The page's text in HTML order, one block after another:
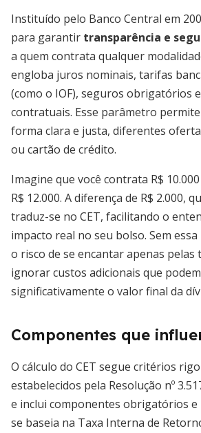
Instituído pelo Banco Central em
para garantir transparência e
a quem contrata qualquer
engloba juros nominais, tarifas
(como o IOF), seguros obrigatórios
contratuais. Esse parâmetro
forma clara e justa, diferentes
ou cartão de crédito.
Imagine que você contrata R$
R$ 12.000. A diferença de R$ 2.000,
traduz-se no CET, facilitando o
impacto real no seu bolso. Sem
o risco de se encantar apenas pelas
ignorar custos adicionais que
significativamente o valor final da
Componentes que
O cálculo do CET segue critérios
estabelecidos pela Resolução nº
e inclui componentes obrigatórios e
se baseia na Taxa Interna de